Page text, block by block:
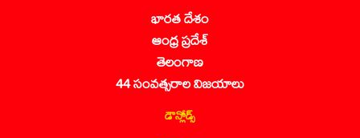
భారత దేశం
ఆంధ్ర ప్రదేశ్
తెలంగాణ
44 సంవత్సరాల విజయాలు
డౌన్లోడ్స్